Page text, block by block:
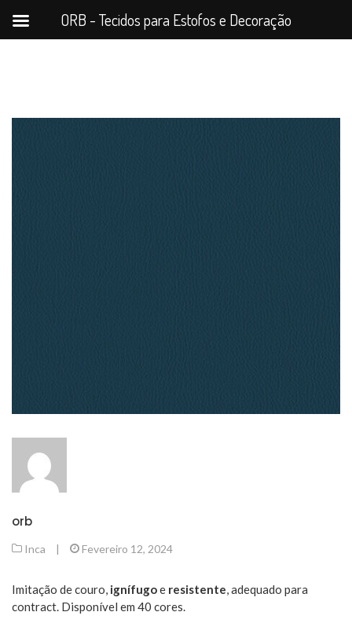
orb
Inca | Fevereiro 12, 2024
Imitação de couro, ignífugoe resistente, adequado para
contract. Disponível em 40 cores.
ORB - Tecidos para Estofos e Decoração